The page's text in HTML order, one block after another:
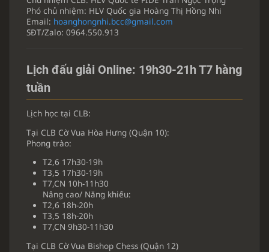
Phó chủ nhiệm: HLV Quốc gia Hoàng Thị Hồng Nhi
Email: hoanghongnhi.bcc@gmail.com
SĐT/Zalo: 0964.550.913
Lịch đấu giải Online: 19h30-21h T7 hàng
tuần
Lịch học tại CLB:
Tại CLB Cờ Vua Hòa Hưng (Quận 10):
Phong trào:
T2,6 17h30-19h
T3,5 17h30-19h
T7,CN 10h-11h30
Nâng cao/ Năng khiếu:
T2,6 18h-20h
T3,5 18h-20h
T7,CN 9h30-11h30
Tại CLB Cờ Vua Bishop Chess (Quận 12)